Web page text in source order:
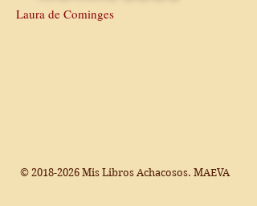
Laura de Cominges
© 2018-2026 Mis Libros Achacosos. MAEVA